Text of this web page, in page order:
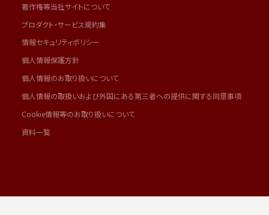
著作権等当社サイトについて
プロダクト・サービス規約集
情報セキュリティポリシー
個人情報保護方針
個人情報のお取り扱いについて
個人情報の取扱いおよび外国にある第三者への提供に関する同意事項
Cookie情報等のお取り扱いについて
資料一覧